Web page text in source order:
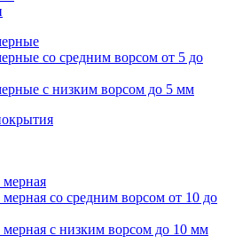
со средним ворсом от 5 до
с низким ворсом до 5 мм
мерная
мерная со средним ворсом от 10 до
мерная с низким ворсом до 10 мм